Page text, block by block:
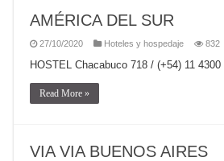
AMÉRICA DEL SUR
27/10/2020 Hoteles y hospedaje 832
HOSTEL Chacabuco 718 / (+54) 11
Read More »
VIA VIA BUENOS AIRES